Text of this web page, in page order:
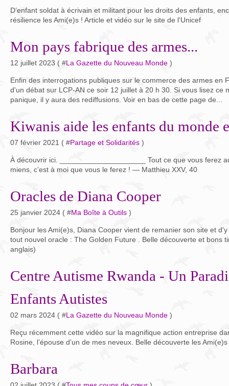
D’enfant soldat à écrivain et militant pour les droits des enfants,
résilience les Ami(e)s ! Article et vidéo sur le site de l'Unicef
Mon pays fabrique des armes...
12 juillet 2023 ( #La Gazette du Nouveau Monde )
Enfin des interrogations publiques sur le commerce des armes en
d'un débat sur LCP-AN ce soir 12 juillet à 20 h 30. Si vous lisez ce
panique, il y aura des rediffusions. Voir en bas de cette page de...
Kiwanis aide les enfants du monde
07 février 2021 ( #Partage et Solidarités )
À découvrir ici. _____________________ Tout ce que vous ferez
miens, c’est à moi que vous le ferez ! — Matthieu XXV, 40
Oracles de Diana Cooper
25 janvier 2024 ( #Ma Boîte à Outils )
Bonjour les Ami(e)s, Diana Cooper vient de remanier son site et
tout nouvel oracle : The Golden Future . Belle découverte et bons
anglais)
Centre Autisme Rwanda - Un
Enfants Autistes
02 mars 2024 ( #La Gazette du Nouveau Monde )
Reçu récemment cette vidéo sur la magnifique action entreprise
Rosine, l’épouse d’un de mes neveux. Belle découverte les
Barbara